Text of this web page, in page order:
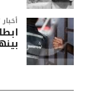
أخبار